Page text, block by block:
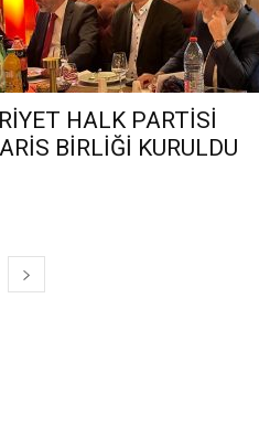
HALK PARTİSİ
BİRLİĞİ KURULDU